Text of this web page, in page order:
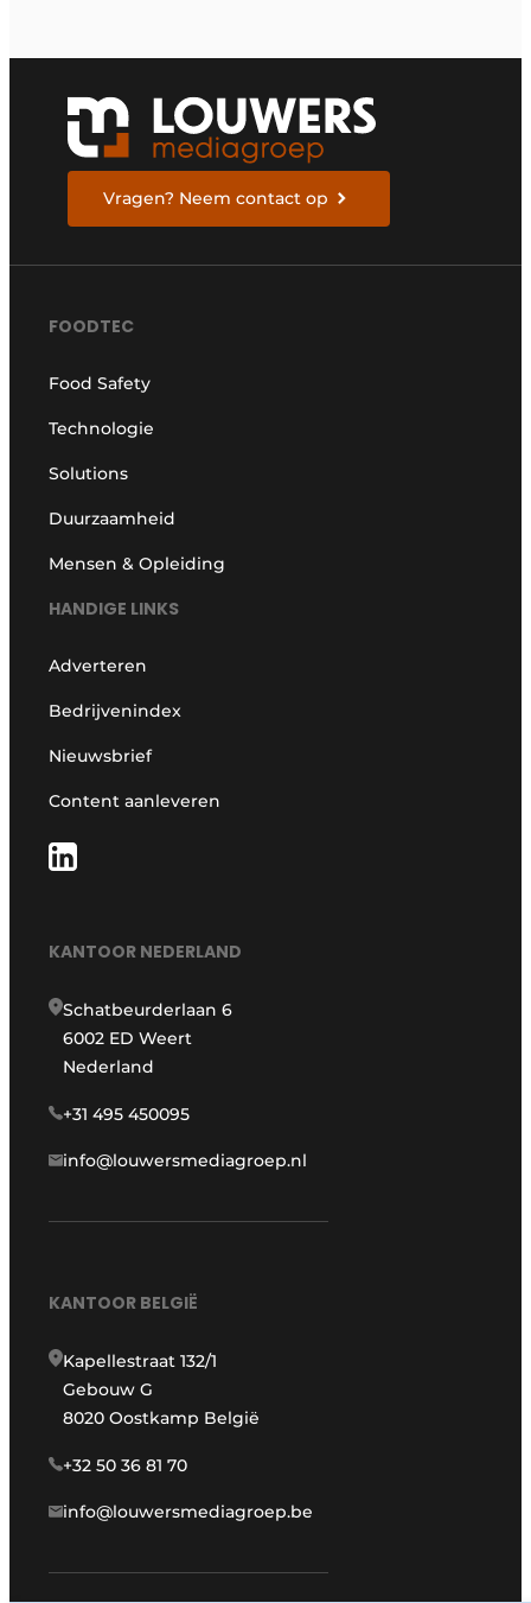
Vragen? Neem contact op
FOODTEC
Food Safety
Technologie
Solutions
Duurzaamheid
Mensen & Opleiding
HANDIGE LINKS
Adverteren
Bedrijvenindex
Nieuwsbrief
Content aanleveren
KANTOOR NEDERLAND
Schatbeurderlaan 6
6002 ED Weert
Nederland
+31 495 450095
info@louwersmediagroep.nl
KANTOOR BELGIË
Kapellestraat 132/1
Gebouw G
8020 Oostkamp België
+32 50 36 81 70
info@louwersmediagroep.be